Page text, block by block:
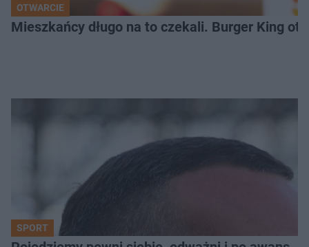
OTWARCIE
Mieszkańcy długo na to czekali. Burger King
SPORT